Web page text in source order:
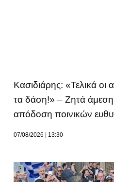
Κασιδιάρης: «Τελικά οι
τα δάση!» – Ζητά άμεση
απόδοση ποινικών
07/08/2026 13:30